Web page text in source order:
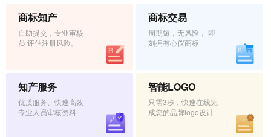
关于.INFO & .MOBI实名认证的重要通知
弘扬社会正能量，杜绝域名不良应用倡议
商标知产
自助提交，专业审核
员 评估注册风险。
商标交易
周期短，无风险， 即
刻拥有心仪商标
知产服务
优质服务、快速高效
专业人员审核资料
智能LOGO
只需3步，快速在线完
成您的品牌logo设计